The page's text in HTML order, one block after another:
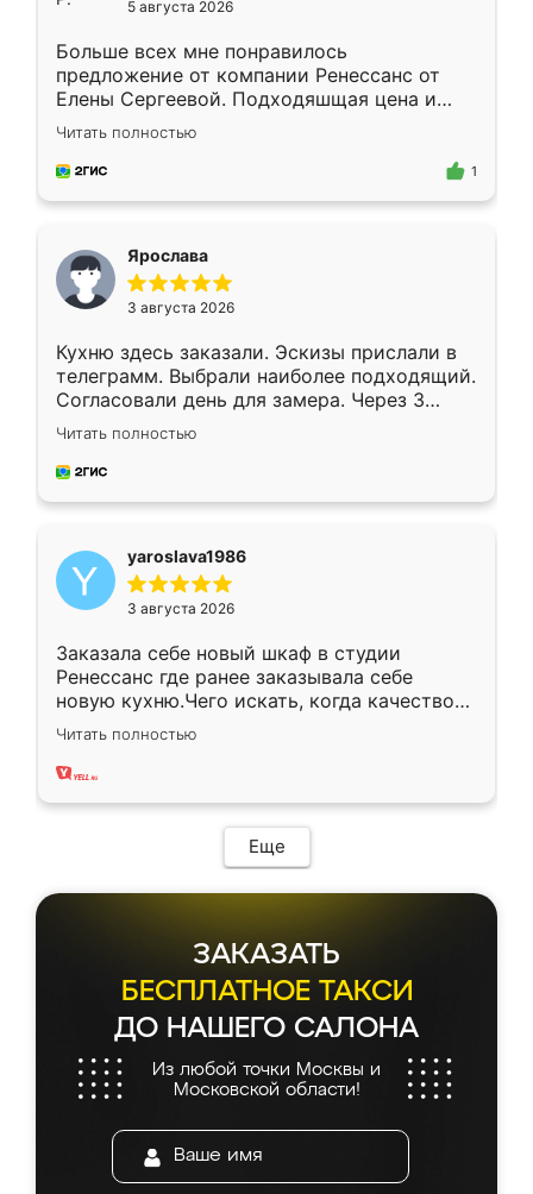
5 августа 2026
Больше всех мне понравилось
предложение от компании Ренессанс от
Елены Сергеевой. Подходяшщая цена и
короткие сроки изготовления. Приехавший
для замера сотрудник Владислав
предложил по моему эскизу самый
Читать полностью
1
Ярослава
3 августа 2026
Кухню здесь заказали. Эскизы прислали в
телеграмм. Выбрали наиболее подходящий.
Согласовали день для замера. Через 3
недели кухня была уже готова. Остались
довольны работой. Спасибо Ренессанс
мебель за качественную работу!
Читать полностью
yaroslava1986
3 августа 2026
Заказала себе новый шкаф в студии
Ренессанс где ранее заказывала себе
новую кухню.Чего искать, когда качеством
вполне довольна. Служит кухня уже почти
два года, нареканий нет.
Читать полностью
Еще
ЗАКАЗАТЬ
БЕСПЛАТНОЕ ТАКСИ
ДО НАШЕГО САЛОНА
Из любой точки Москвы и
Московской области!